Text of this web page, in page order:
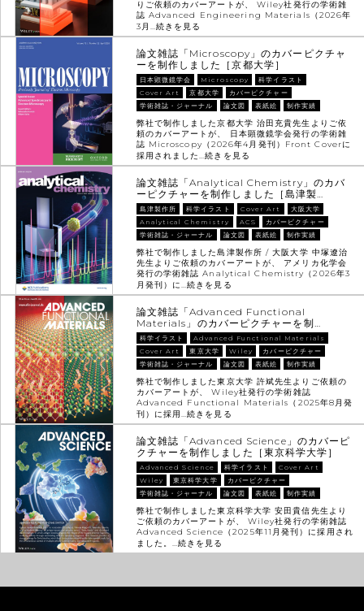
りご依頼のカバーアートが、 Wiley社発行の学術雑
誌 Advanced Engineering Materials（2026年
3月…続きを見る
論文雑誌「Microscopy」のカバーピクチャ
ーを制作しました［京都大学］
日本顕微鏡学会 Microscopy
科学イラスト
Cover Art
京都大学
カバーピクチャー
学術雑誌・ジャーナル
論文図 表紙絵 制作実績
弊社で制作しました京都大学 治田充貴先生よりご依
頼のカバーアートが、 日本顕微鏡学会発行の学術雑
誌 Microscopy（2026年4月発刊）Front Coverに
採用されました…続きを見る
論文雑誌「Analytical Chemistry」のカバ
ーピクチャーを制作しました［島津製…
島津製作所 科学イラスト Cover Art
大阪大学
Analytical Chemistry
ACS
カバーピクチャー
学術雑誌・ジャーナル
論文図 表紙絵 制作実績
弊社で制作しました島津製作所 / 大阪大学 中塚遼治
先生よりご依頼のカバーアートが、 アメリカ化学会
発行の学術雑誌 Analytical Chemistry（2026年3
月発刊）に…続きを見る
論文雑誌「Advanced Functional
Materials」のカバーピクチャーを制…
科学イラスト
Advanced Functional Materials
Cover Art
東京大学 Wiley
カバーピクチャー
学術雑誌・ジャーナル
論文図 表紙絵 制作実績
弊社で制作しました東京大学 許斌先生よりご依頼の
カバーアートが、 Wiley社発行の学術雑誌
Advanced Functional Materials（2025年8月発
刊）に採用…続きを見る
論文雑誌「Advanced Science」のカバーピ
クチャーを制作しました［東京科学大学］
Advanced Science 科学イラスト
Cover Art
Wiley
東京科学大学
カバーピクチャー
学術雑誌・ジャーナル
論文図 表紙絵 制作実績
弊社で制作しました東京科学大学 安田貴信先生より
ご依頼のカバーアートが、 Wiley社発行の学術雑誌
Advanced Science（2025年11月発刊）に採用され
ました。…続きを見る